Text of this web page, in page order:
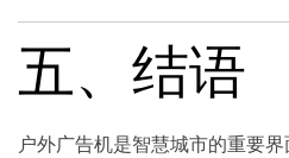
五、结语
户外广告机是智慧城市的重要